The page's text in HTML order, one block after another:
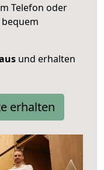
Telefon oder
und erhalten
erhalten